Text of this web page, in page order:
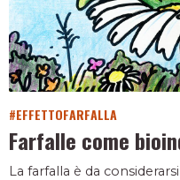
#EFFETTOFARFALLA
Farfalle come
La farfalla è da